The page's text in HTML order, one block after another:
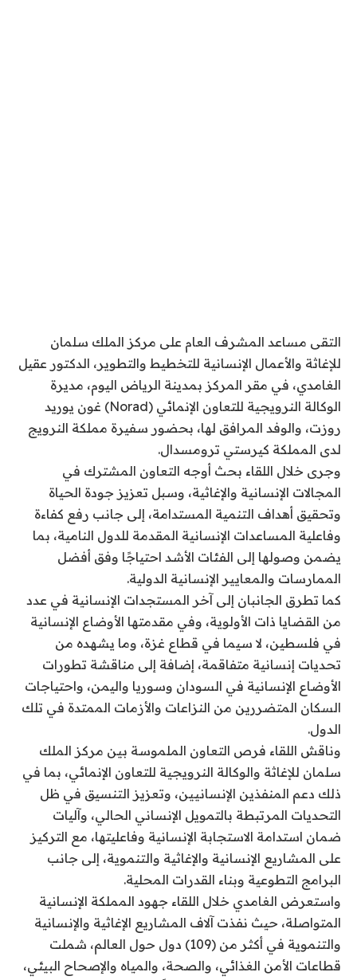
التقى مساعد المشرف العام على مركز الملك سلمان
للإغاثة والأعمال الإنسانية للتخطيط والتطوير، الدكتور عقيل
الغامدي، في مقر المركز بمدينة الرياض اليوم، مديرة
الوكالة النرويجية للتعاون الإنمائي (Norad) غون يوريد
روزت، والوفد المرافق لها، بحضور سفيرة مملكة النرويج
لدى المملكة كيرستي ترومسدال.
وجرى خلال اللقاء بحث أوجه التعاون المشترك في
المجالات الإنسانية والإغاثية، وسبل تعزيز جودة الحياة
وتحقيق أهداف التنمية المستدامة، إلى جانب رفع كفاءة
وفاعلية المساعدات الإنسانية المقدمة للدول النامية، بما
يضمن وصولها إلى الفئات الأشد احتياجًا وفق أفضل
الممارسات والمعايير الإنسانية الدولية.
كما تطرق الجانبان إلى آخر المستجدات الإنسانية في عدد
من القضايا ذات الأولوية، وفي مقدمتها الأوضاع الإنسانية
في فلسطين، لا سيما في قطاع غزة، وما يشهده من
تحديات إنسانية متفاقمة، إضافة إلى مناقشة تطورات
الأوضاع الإنسانية في السودان وسوريا واليمن، واحتياجات
السكان المتضررين من النزاعات والأزمات الممتدة في تلك
الدول.
وناقش اللقاء فرص التعاون الملموسة بين مركز الملك
سلمان للإغاثة والوكالة النرويجية للتعاون الإنمائي، بما في
ذلك دعم المنفذين الإنسانيين، وتعزيز التنسيق في ظل
التحديات المرتبطة بالتمويل الإنساني الحالي، وآليات
ضمان استدامة الاستجابة الإنسانية وفاعليتها، مع التركيز
على المشاريع الإنسانية والإغاثية والتنموية، إلى جانب
البرامج التطوعية وبناء القدرات المحلية.
واستعرض الغامدي خلال اللقاء جهود المملكة الإنسانية
المتواصلة، حيث نفذت آلاف المشاريع الإغاثية والإنسانية
والتنموية في أكثر من (109) دول حول العالم، شملت
قطاعات الأمن الغذائي، والصحة، والمياه والإصحاح البيئي،